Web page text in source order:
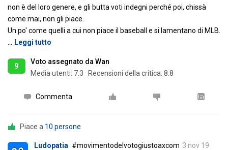
non è del loro genere, e gli butta voti indegni perché poi, chissà
come mai, non gli piace.
Un po' come quelli a cui non piace il baseball e si lamentano di MLB.
Leggi tutto
9
Voto assegnato da Wan
Media utenti: 7.3 · Recensioni della critica: 8.8
Commenta
Piace a 10 persone
Ludopatia #movimentodelvotogiustoaxcom 3 nov 19